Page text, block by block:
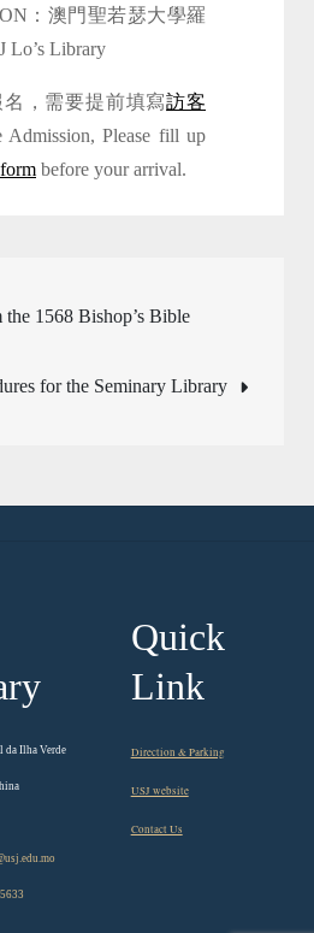
：澳門聖若瑟大學羅
Lo’s Library
，需要提前填寫訪客
Please fill up
before your arrival.
1568 Bishop’s Bible
for the Seminary Library
da Ilha Verde
Quick
Link
Direction & Parking
USJ website
Contact Us